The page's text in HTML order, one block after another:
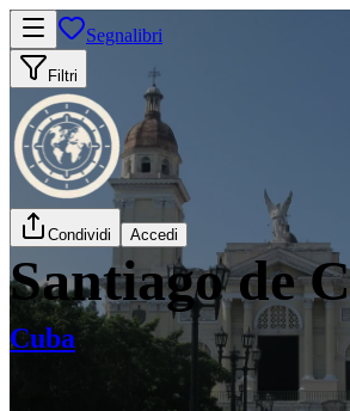
Segnalibri
Filtri
Condividi Accedi
Santiago de
Cuba